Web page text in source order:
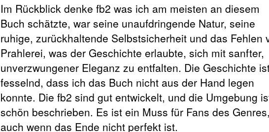
Im Rückblick denke fb2 was ich am meisten an diesem
Buch schätzte, war seine unaufdringende Natur, seine
ruhige, zurückhaltende Selbstsicherheit und das Fehlen
Prahlerei, was der Geschichte erlaubte, sich mit sanfter,
unverzwungener Eleganz zu entfalten. Die Geschichte
fesselnd, dass ich das Buch nicht aus der Hand legen
konnte. Die fb2 sind gut entwickelt, und die Umgebung
schön beschrieben. Es ist ein Muss für Fans des Genres,
auch wenn das Ende nicht perfekt ist.